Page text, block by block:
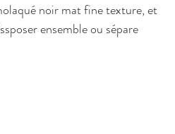
noir mat fine texture, et
ensemble ou sépare